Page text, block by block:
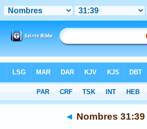
Chapitre 31> Verset 39
◄ Nombres 31:39